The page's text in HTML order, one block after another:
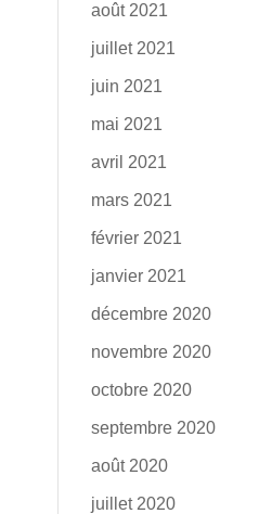
août 2021
juillet 2021
juin 2021
mai 2021
avril 2021
mars 2021
février 2021
janvier 2021
décembre 2020
novembre 2020
octobre 2020
septembre 2020
août 2020
juillet 2020